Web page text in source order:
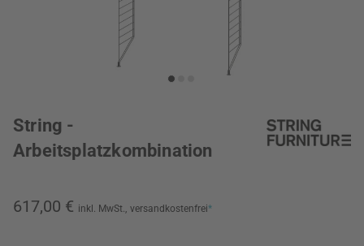
String -
Arbeitsplatzkombination
617,00 € inkl. MwSt., versandkostenfrei*